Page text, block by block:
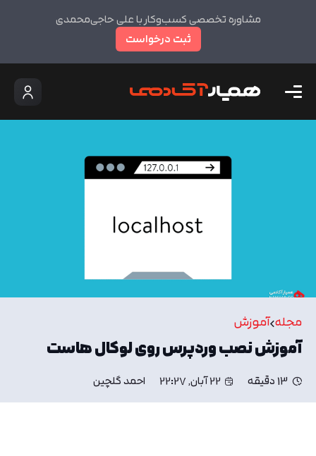
مشاوره تخصصی کسب‌وکار با علی حاجی‌محمدی
ثبت درخواست
مجله آموزش
آموزش نصب وردپرس روی لوکال هاست
13 دقیقه 22 آبان, 22:27 احمد گلچین